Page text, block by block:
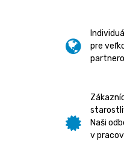
pre
Naši
v